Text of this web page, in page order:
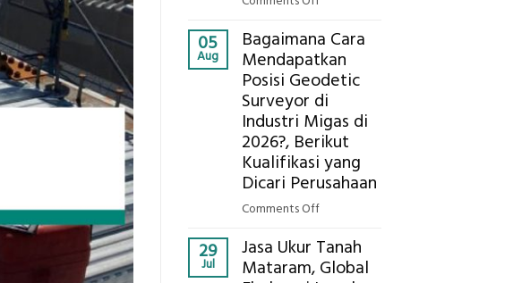
Pemetaan
Drone
LiDAR
Mataram,
Global
Ekplorasi
Solusi
Pemetaan
05
Aug
Bagaimana Cara
Mendapatkan
Posisi Geodetic
Surveyor di
Industri Migas di
2026?, Berikut
Kualifikasi yang
Dicari Perusahaan
Comments Offon
Cara
Mendapatkan
29
Jul
Jasa Ukur Tanah
Mataram, Global